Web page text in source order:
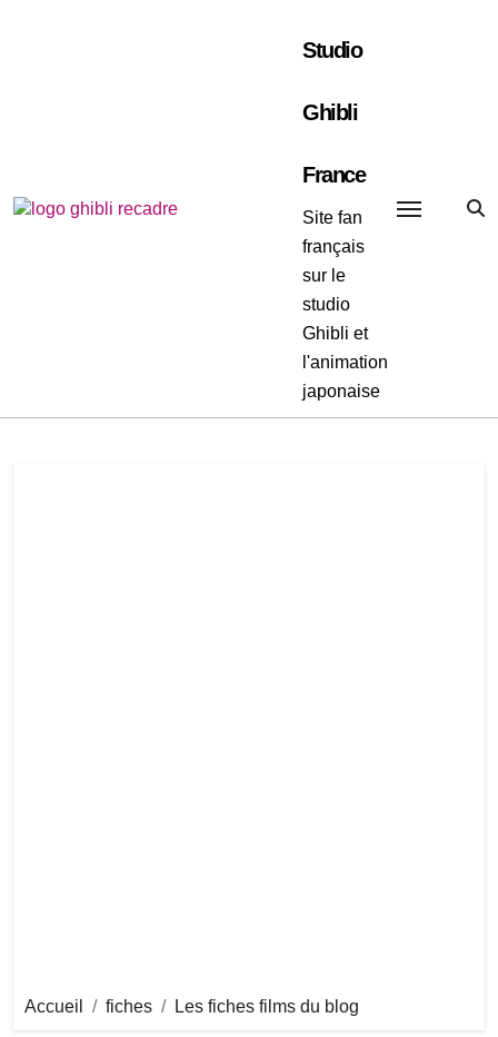
Studio
Ghibli
France
Site fan
français
sur le
studio
Ghibli et
l'animation
japonaise
Accueil fiches Les fiches films du blog